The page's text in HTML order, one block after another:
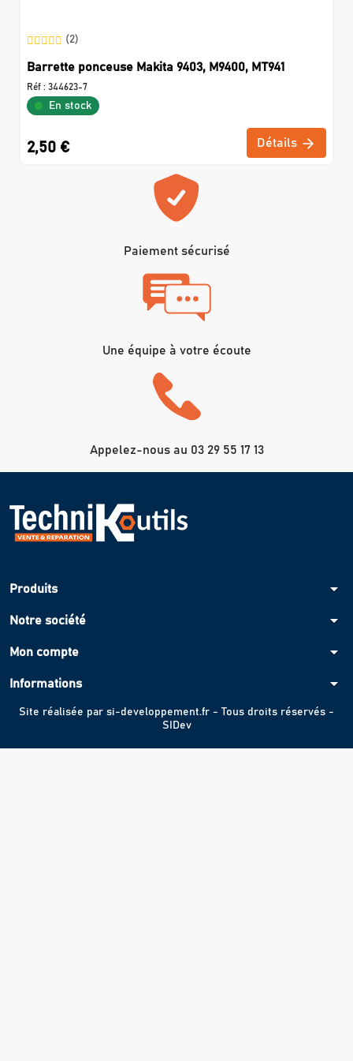
(2)
Barrette ponceuse Makita 9403, M9400, MT941
Réf : 344623-7
En stock
2,50 € Détails
Paiement sécurisé
Une équipe à votre écoute
Appelez-nous au 03 29 55 17 13
Produits arrow_drop_down
Notre société arrow_drop_down
Mon compte arrow_drop_down
Informations arrow_drop_down
Site réalisée par si-developpement.fr - Tous droits réservés -
SIDev